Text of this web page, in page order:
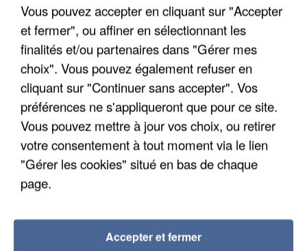
INTERPELLÉ EN ALGÉRIE
Vous pouvez accepter en cliquant sur "Accepter
et fermer", ou affiner en sélectionnant les
finalités et/ou partenaires dans "Gérer mes
choix". Vous pouvez également refuser en
cliquant sur "Continuer sans accepter". Vos
préférences ne s'appliqueront que pour ce site.
Vous pouvez mettre à jour vos choix, ou retirer
votre consentement à tout moment via le lien
"Gérer les cookies" situé en bas de chaque
page.
Accepter et fermer